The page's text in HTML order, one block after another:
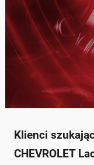
Klienci
CHEVROLET